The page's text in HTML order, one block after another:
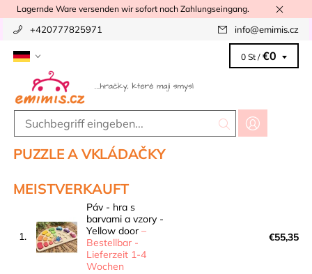
Lagernde Ware versenden wir sofort nach Zahlungseingang.
+420777825971 info@emimis.cz
0 St / €0
PUZZLE A VKLÁDAČKY
MEISTVERKAUFT
1.
Páv - hra s
barvami a vzory -
Yellow door –
Bestellbar -
Lieferzeit 1-4
Wochen
€55,35